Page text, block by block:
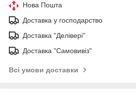
Нова Пошта
Доставка у господарство
Доставка "Делівері"
Доставка "Самовивіз"
Всі умови доставки